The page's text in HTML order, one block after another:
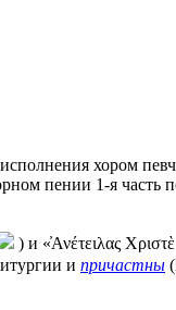
хором
пении 1-я часть
) и «̓Ανέτειλας
и причастны